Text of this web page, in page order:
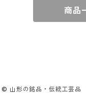
商品
© 山形の銘品・伝統工芸品